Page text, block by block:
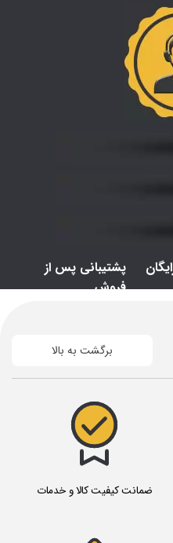
پشتیبانی پس از
فروش
ضمانت کیفیت کالا و خدمات
برگشت به بالا